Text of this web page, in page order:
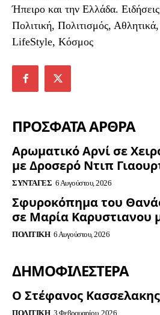
Ήπειρο και την Ελλάδα.
Πολιτική, Πολιτισμός,
LifeStyle, Κόσμος
ΠΡΟΣΦΑΤΑ ΑΡΘΡΑ
Αρωματικό Αρνί σε
με Δροσερό Ντιπ
ΣΥΝΤΑΓΈΣ 6 Αυγούστου, 2026
Σφυροκόπημα του
σε Μαρία Καρυστιανου
ΠΟΛΙΤΙΚΉ 6 Αυγούστου, 2026
ΔΗΜΟΦΙΛΈΣΤΕΡΑ
Ο Στέφανος
ΠΟΛΙΤΙΚΉ 3 Φεβρουαρίου, 2026